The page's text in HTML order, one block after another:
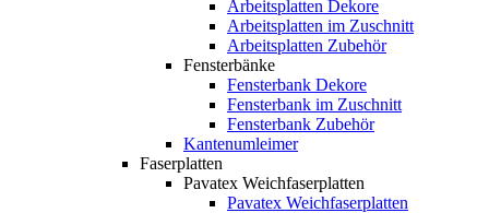
Arbeitsplatten Dekore
Arbeitsplatten im Zuschnitt
Arbeitsplatten Zubehör
Fensterbänke
Fensterbank Dekore
Fensterbank im Zuschnitt
Fensterbank Zubehör
Kantenumleimer
Faserplatten
Pavatex Weichfaserplatten
Pavatex Weichfaserplatten